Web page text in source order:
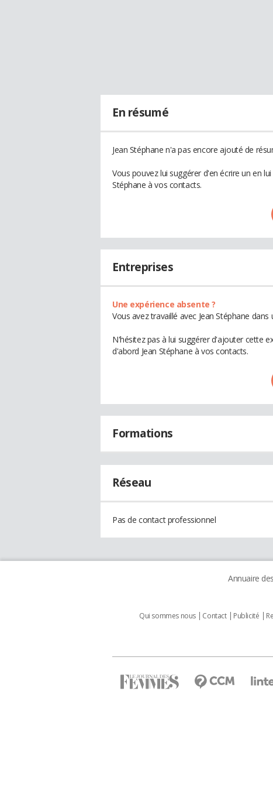
En résumé
Jean Stéphane n'a pas encore ajouté de
Vous pouvez lui suggérer d'en écrire un en
Stéphane à vos contacts.
Entreprises
Une expérience absente ?
Vous avez travaillé avec Jean Stéphane
N'hésitez pas à lui suggérer d'ajouter cette
d'abord Jean Stéphane à vos contacts.
Formations
Réseau
Pas de contact professionnel
Annuaire
Qui sommes nous Contact Publicité